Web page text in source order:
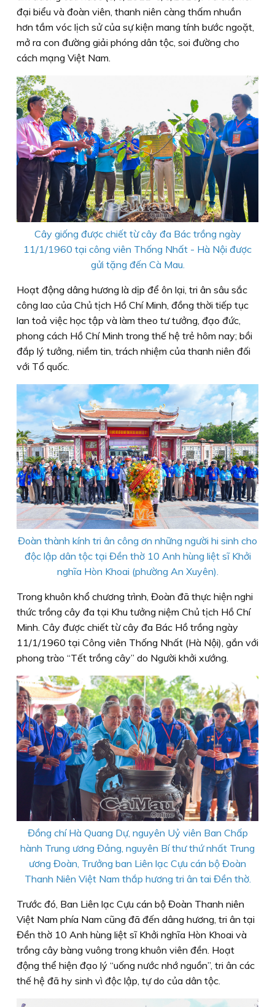
đại biểu và đoàn viên, thanh niên càng thấm nhuần
hơn tầm vóc lịch sử của sự kiện mang tính bước ngoặt,
mở ra con đường giải phóng dân tộc, soi đường cho
cách mạng Việt Nam.
Cây giống được chiết từ cây đa Bác trồng ngày
11/1/1960 tại công viên Thống Nhất - Hà Nội được
gửi tặng đến Cà Mau.
Hoạt động dâng hương là dịp để ôn lại, tri ân sâu sắc
công lao của Chủ tịch Hồ Chí Minh, đồng thời tiếp tục
lan toả việc học tập và làm theo tư tưởng, đạo đức,
phong cách Hồ Chí Minh trong thế hệ trẻ hôm nay; bồi
đắp lý tưởng, niềm tin, trách nhiệm của thanh niên đối
với Tổ quốc.
Đoàn thành kính tri ân công ơn những người hi sinh cho
độc lập dân tộc tại Đền thờ 10 Anh hùng liệt sĩ Khởi
nghĩa Hòn Khoai (phường An Xuyên).
Trong khuôn khổ chương trình, Đoàn đã thực hiện nghi
thức trồng cây đa tại Khu tưởng niệm Chủ tịch Hồ Chí
Minh. Cây được chiết từ cây đa Bác Hồ trồng ngày
11/1/1960 tại Công viên Thống Nhất (Hà Nội), gắn với
phong trào “Tết trồng cây” do Người khởi xướng.
Đồng chí Hà Quang Dự, nguyên Uỷ viên Ban Chấp
hành Trung ương Đảng, nguyên Bí thư thứ nhất Trung
ương Đoàn, Trưởng ban Liên lạc Cựu cán bộ Đoàn
Thanh Niên Việt Nam thắp hương tri ân tai Đền thờ.
Trước đó, Ban Liên lạc Cựu cán bộ Đoàn Thanh niên
Việt Nam phía Nam cũng đã đến dâng hương, tri ân tại
Đền thờ 10 Anh hùng liệt sĩ Khởi nghĩa Hòn Khoai và
trồng cây bàng vuông trong khuôn viên đền. Hoạt
động thể hiện đạo lý “uống nước nhớ nguồn”, tri ân các
thế hệ đã hy sinh vì độc lập, tự do của dân tộc.